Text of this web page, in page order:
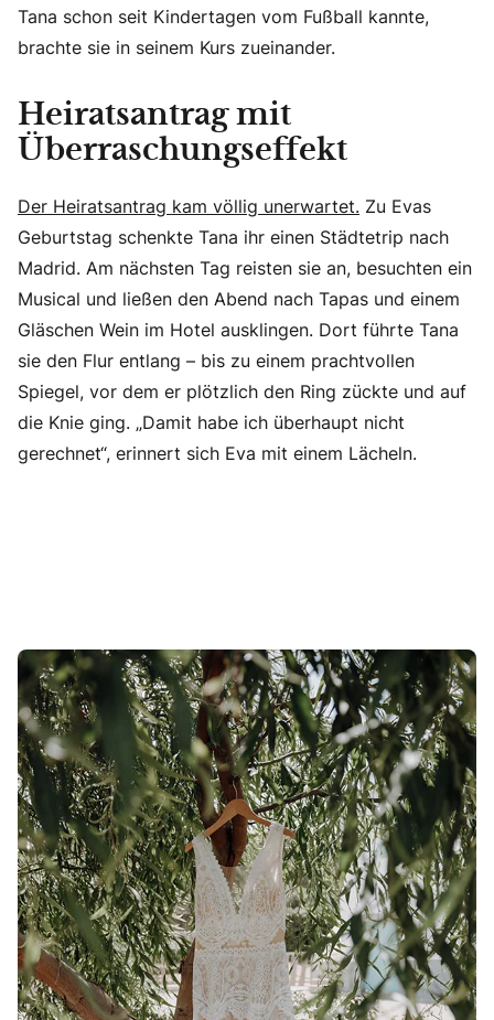
Tana schon seit Kindertagen vom Fußball kannte,
brachte sie in seinem Kurs zueinander.
Heiratsantrag mit
Überraschungseffekt
Der Heiratsantrag kam völlig unerwartet. Zu Evas
Geburtstag schenkte Tana ihr einen Städtetrip nach
Madrid. Am nächsten Tag reisten sie an, besuchten ein
Musical und ließen den Abend nach Tapas und einem
Gläschen Wein im Hotel ausklingen. Dort führte Tana
sie den Flur entlang – bis zu einem prachtvollen
Spiegel, vor dem er plötzlich den Ring zückte und auf
die Knie ging. „Damit habe ich überhaupt nicht
gerechnet“, erinnert sich Eva mit einem Lächeln.